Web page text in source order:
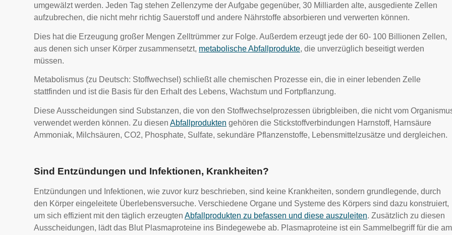
umgewälzt werden. Jeden Tag stehen Zellenzyme der Aufgabe gegenüber, 30 Milliarden alte, ausgediente Zellen
aufzubrechen, die nicht mehr richtig Sauerstoff und andere Nährstoffe absorbieren und verwerten können.
Dies hat die Erzeugung großer Mengen Zelltrümmer zur Folge. Außerdem erzeugt jede der 60- 100 Billionen Zellen,
aus denen sich unser Körper zusammensetzt, metabolische Abfallprodukte, die unverzüglich beseitigt werden
müssen.
Metabolismus (zu Deutsch: Stoffwechsel) schließt alle chemischen Prozesse ein, die in einer lebenden Zelle
stattfinden und ist die Basis für den Erhalt des Lebens, Wachstum und Fortpflanzung.
Diese Ausscheidungen sind Substanzen, die von den Stoffwechselprozessen übrigbleiben, die nicht vom
verwendet werden können. Zu diesen Abfallprodukten gehören die Stickstoffverbindungen Harnstoff, Harnsäure
Ammoniak, Milchsäuren, CO2, Phosphate, Sulfate, sekundäre Pflanzenstoffe, Lebensmittelzusätze und dergleichen.
Sind Entzündungen und Infektionen, Krankheiten?
Entzündungen und Infektionen, wie zuvor kurz beschrieben, sind keine Krankheiten, sondern grundlegende, durch
den Körper eingeleitete Überlebensversuche. Verschiedene Organe und Systeme des Körpers sind dazu konstruiert,
um sich effizient mit den täglich erzeugten Abfallprodukten zu befassen und diese auszuleiten. Zusätzlich zu diesen
Ausscheidungen, lädt das Blut Plasmaproteine ins Bindegewebe ab. Plasmaproteine ist ein Sammelbegriff für die am